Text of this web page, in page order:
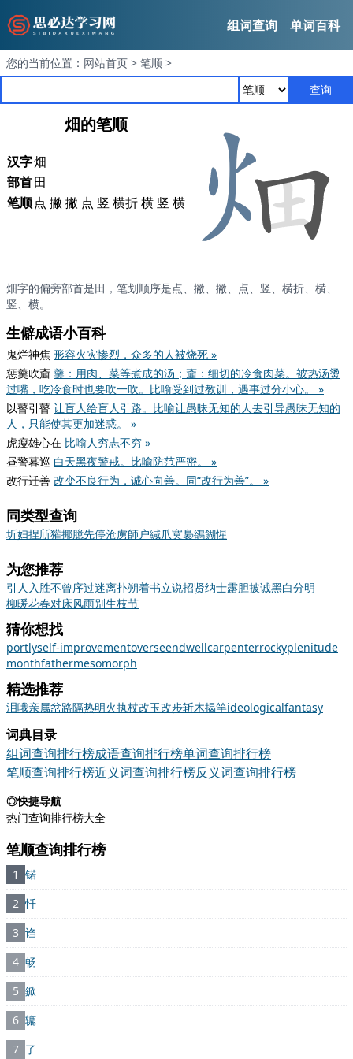
组词查询 单词百科
您的当前位置： 网站首页 > 笔顺 >
查询
畑的笔顺
汉字畑
部首田
笔顺点 撇 撇 点 竖 横折 横 竖 横
畑字的偏旁部首是田，笔划顺序是点、撇、撇、点、竖、横折、横、
竖、横。
生僻成语小百科
鬼烂神焦 形容火灾惨烈，众多的人被烧死 »
惩羹吹齑 羹：用肉、菜等煮成的汤；齑：细切的冷食肉菜。被热汤烫
过嘴，吃冷食时也要吹一吹。比喻受到过教训，遇事过分小心。 »
以瞽引瞽 让盲人给盲人引路。比喻让愚昧无知的人去引导愚昧无知的
人，只能使其更加迷惑。 »
虎瘦雄心在 比喻人穷志不穷 »
昼警暮巡 白天黑夜警戒。比喻防范严密。 »
改行迁善 改变不良行为，诚心向善。同“改行为善”。 »
同类型查询
圻妇捏斦獾揶臆先停沧虜師户緘爪寞裊鵒餬惺
为您推荐
引人入胜不曾序过迷离扑朔着书立说招贤纳士露胆披诚黑白分明
柳暖花春对床风雨别生枝节
猜你想找
portlyself-improvementoverseendwellcarpenterrockyplenitude
monthfathermesomorph
精选推荐
泪哦亲属岔路隔热明火执杖改玉改步斩木揭竿ideologicalfantasy
词典目录
组词查询排行榜成语查询排行榜单词查询排行榜
笔顺查询排行榜近义词查询排行榜反义词查询排行榜
◎快捷导航
热门查询排行榜大全
笔顺查询排行榜
1 锘
2 忏
3 诌
4 畅
5 鍁
6 辘
7 了